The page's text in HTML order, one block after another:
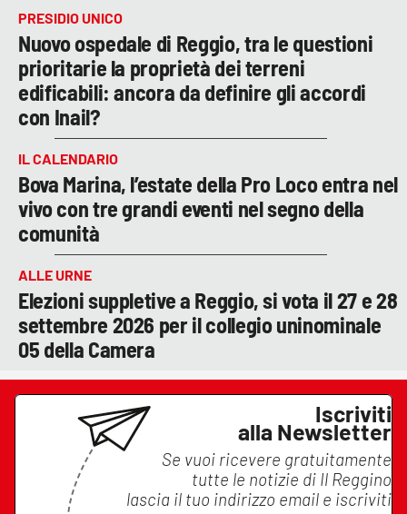
PRESIDIO UNICO
Nuovo ospedale di Reggio, tra le questioni
prioritarie la proprietà dei terreni
edificabili: ancora da definire gli accordi
con Inail?
IL CALENDARIO
Bova Marina, l’estate della Pro Loco entra nel
vivo con tre grandi eventi nel segno della
comunità
ALLE URNE
Elezioni suppletive a Reggio, si vota il 27 e 28
settembre 2026 per il collegio uninominale
05 della Camera
Iscriviti
alla Newsletter
Se vuoi ricevere gratuitamente
tutte le notizie di Il Reggino
lascia il tuo indirizzo email e iscriviti